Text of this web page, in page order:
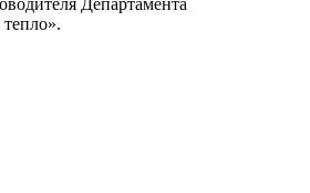
Департамента